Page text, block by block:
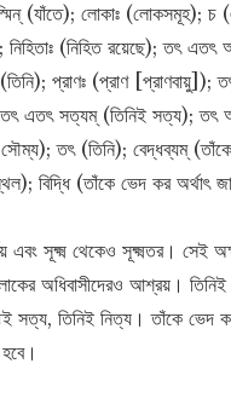
(যাঁতে); লোকাঃ (লোকসমূহ); চ
নিহিতাঃ (নিহিত রয়েছে); তৎ এতৎ
প্রাণঃ (প্রাণ [প্রাণবায়ু]);
এতৎ সত্যম্ (তিনিই সত্য); তৎ
তৎ (তিনি); বেদ্ধব্যম্
বিদ্ধি (তাঁকে ভেদ কর অর্থাৎ
এবং সূক্ষ্ম থেকেও সূক্ষ্মতর। সেই
অধিবাসীদেরও আশ্রয়। তিনিই
সত্য, তিনিই নিত্য। তাঁকে ভেদ